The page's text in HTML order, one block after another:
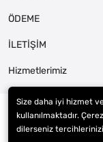
ÖDEME
İLETİŞİM
Hizmetlerimiz
© 2023ER-LAS Oto
Size daha iyi hizmet
kullanılmaktadır.
dilerseniz